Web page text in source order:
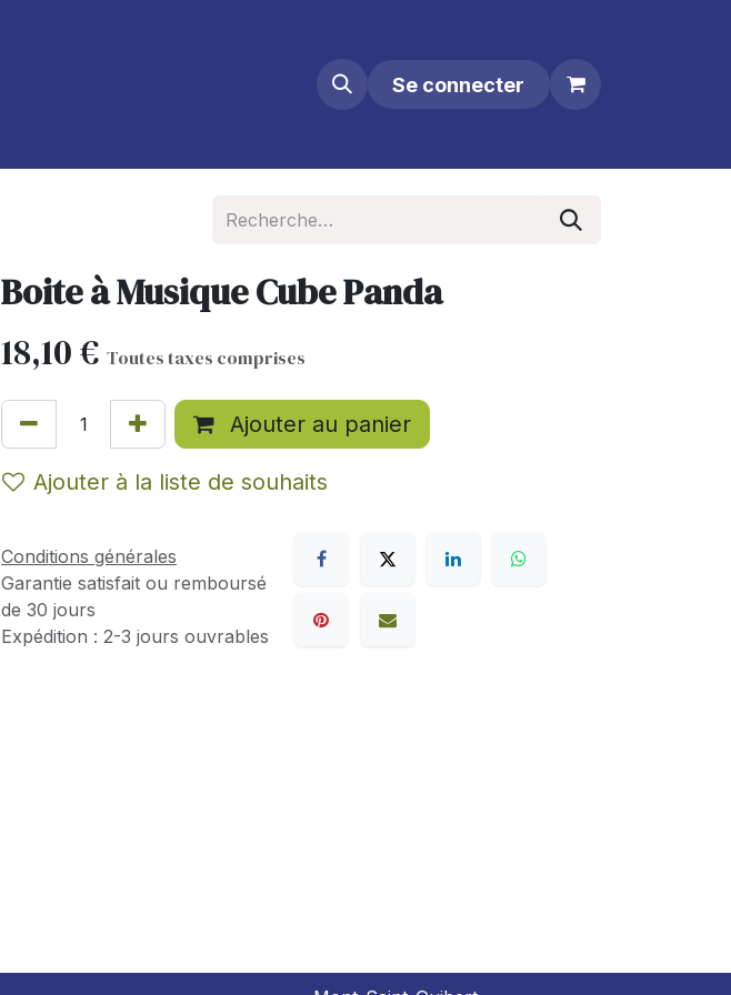
Se connecter
Boite à Musique Cube Panda
18,10€ Toutes taxes comprises
Ajouter au panier
Ajouter à la liste de souhaits
Conditions générales
Garantie satisfait ou remboursé
de 30 jours
Expédition : 2-3 jours ouvrables